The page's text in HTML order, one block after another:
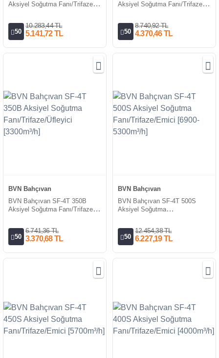
Aksiyel Soğutma Fanı/Trifaze/
50
10.283,44 TL
5.141,72 TL
Aksiyel Soğutma Fanı/Trifaze/
50
8.740,92 TL
4.370,46 TL
BVN Bahçıvan
BVN Bahçıvan SF-4T 350B
Aksiyel Soğutma Fanı/Trifaze/
50
6.741,36 TL
3.370,68 TL
BVN Bahçıvan
BVN Bahçıvan SF-4T 500S
Aksiyel Soğutma
50
12.454,38 TL
6.227,19 TL